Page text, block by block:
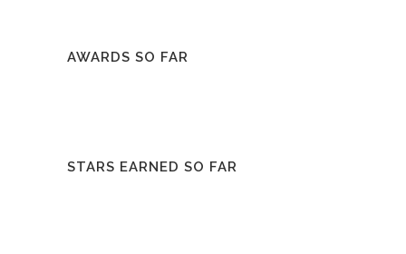
AWARDS SO FAR
STARS EARNED SO FAR